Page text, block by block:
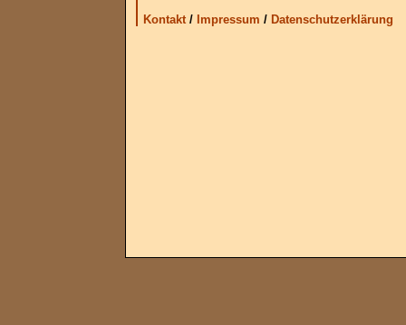
Kontakt/ Impressum / Datenschutzerklärung